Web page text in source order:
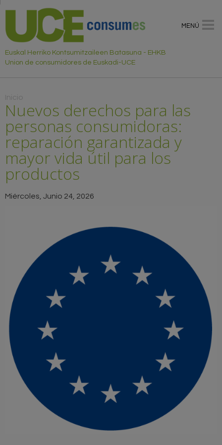
Euskal Herriko Kontsumitzaileen Batasuna - EHKB
Union de consumidores de Euskadi-UCE
Usted está aquí
Inicio
Nuevos derechos para las
personas consumidoras:
reparación garantizada y
mayor vida útil para los
productos
Miércoles, Junio 24, 2026
MENÚ